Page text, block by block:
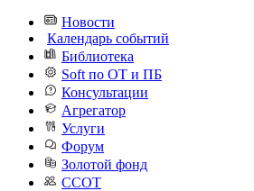
Новости
Календарь событий
Библиотека
Soft по ОТ и ПБ
Консультации
Агрегатор
Услуги
Форум
Золотой фонд
ССОТ